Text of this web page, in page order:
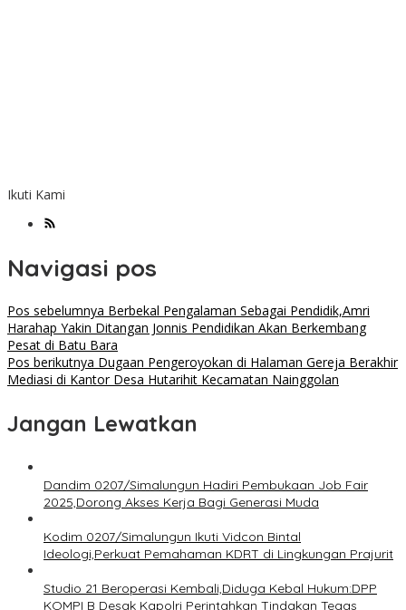
Ikuti Kami
Navigasi pos
Pos sebelumnya Berbekal Pengalaman Sebagai Pendidik,Amri
Harahap Yakin Ditangan Jonnis Pendidikan Akan Berkembang
Pesat di Batu Bara
Pos berikutnya Dugaan Pengeroyokan di Halaman Gereja Berakhir
Mediasi di Kantor Desa Hutarihit Kecamatan Nainggolan
Jangan Lewatkan
Dandim 0207/Simalungun Hadiri Pembukaan Job Fair
2025,Dorong Akses Kerja Bagi Generasi Muda
Kodim 0207/Simalungun Ikuti Vidcon Bintal
Ideologi,Perkuat Pemahaman KDRT di Lingkungan Prajurit
Studio 21 Beroperasi Kembali,Diduga Kebal Hukum:DPP
KOMPI B Desak Kapolri Perintahkan Tindakan Tegas